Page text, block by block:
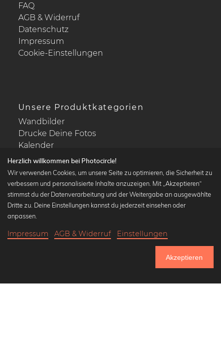
Bis Donnerstag: 20% Rabatt auf alle Bilder
FAQ
AGB & Widerruf
Datenschutz
Impressum
Cookie-Einstellungen
Unsere Produktkategorien
Wandbilder
Drucke Deine Fotos
Kalender
Beliebte Kollektionen
Wandbilder in schwarz-weiß
Klassiker der Kunstgeschichte
Herzlich willkommen bei Photocircle!
Wir verwenden Cookies, um unsere Seite zu optimieren, die Sicherheit zu
verbessern und personalisierte Inhalte anzuzeigen. Mit „Akzeptieren“
stimmst du der Datenverarbeitung und der Weitergabe an ausgewählte
Dritte zu. Deine Einstellungen kannst du jederzeit einsehen oder
anpassen.
Impressum AGB & Widerruf Einstellungen
Akzeptieren